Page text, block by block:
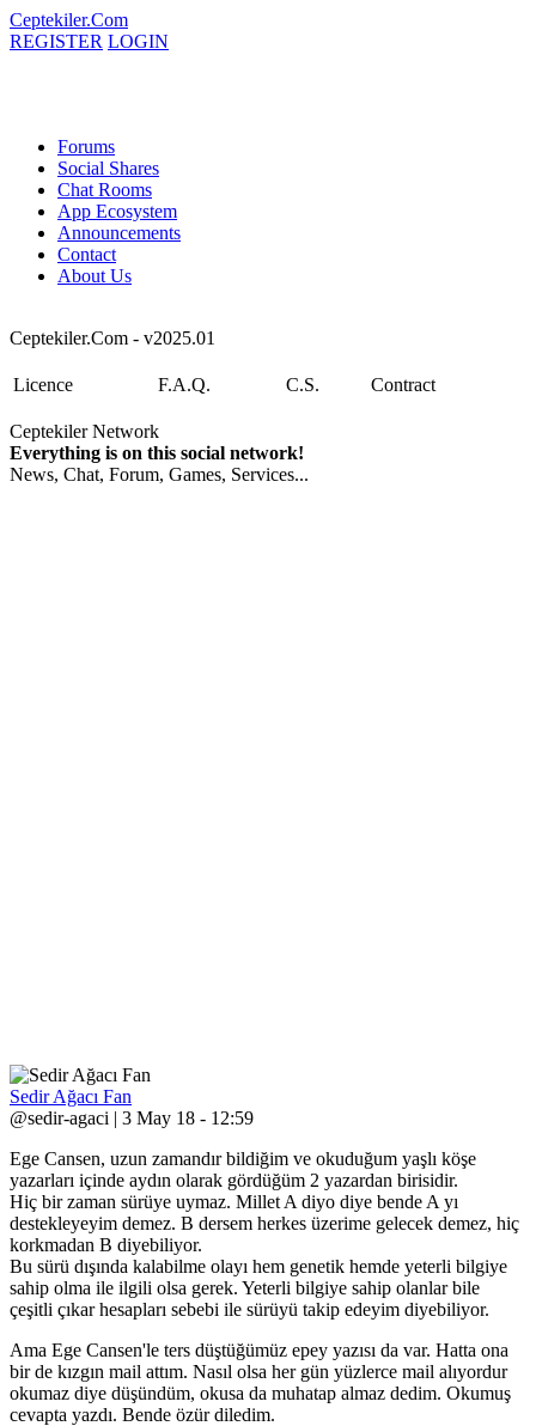
Ceptekiler.Com
REGISTER LOGIN
Forums
Social Shares
Chat Rooms
App Ecosystem
Announcements
Contact
About Us
Ceptekiler.Com - v2025.01
Licence F.A.Q. C.S. Contract
Ceptekiler Network
Everything is on this social network!
News, Chat, Forum, Games, Services...
Sedir Ağacı Fan
@sedir-agaci | 3 May 18 - 12:59
Ege Cansen, uzun zamandır bildiğim ve okuduğum yaşlı köşe
yazarları içinde aydın olarak gördüğüm 2 yazardan birisidir.
Hiç bir zaman sürüye uymaz. Millet A diyo diye bende A yı
destekleyeyim demez. B dersem herkes üzerime gelecek demez, hiç
korkmadan B diyebiliyor.
Bu sürü dışında kalabilme olayı hem genetik hemde yeterli bilgiye
sahip olma ile ilgili olsa gerek. Yeterli bilgiye sahip olanlar bile
çeşitli çıkar hesapları sebebi ile sürüyü takip edeyim diyebiliyor.
Ama Ege Cansen'le ters düştüğümüz epey yazısı da var. Hatta ona
bir de kızgın mail attım. Nasıl olsa her gün yüzlerce mail alıyordur
okumaz diye düşündüm, okusa da muhatap almaz dedim. Okumuş
cevapta yazdı. Bende özür diledim.